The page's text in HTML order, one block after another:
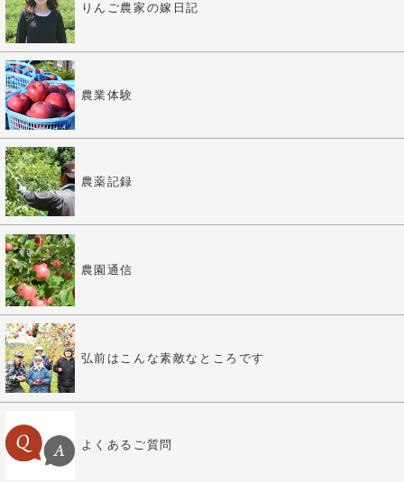
りんご農家の嫁日記
農業体験
農薬記録
農園通信
弘前はこんな素敵なところです
よくあるご質問